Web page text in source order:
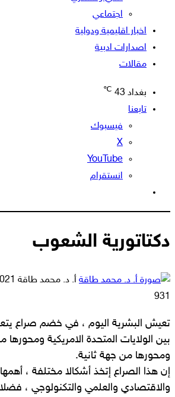
اجتماعي
اخبار اقليمية ودولية
اصدارات ادبية
مقالات
بغداد 43
℃
تابعنا
فيسبوك
‫X
‫YouTube
انستقرام
المظلم
دكتاتورية الشعوب
أ. د. محمد طاقة 01-18
931
تعيش البشرية اليوم ، في خضم صراع
بين الولايات المتحدة الامريكية
ومحورها من جهة ثانية.
إن هذا الصراع إتخذ أشكالا مختلفة ،
والاقتصادي والعلمي والتكنولوجي ،